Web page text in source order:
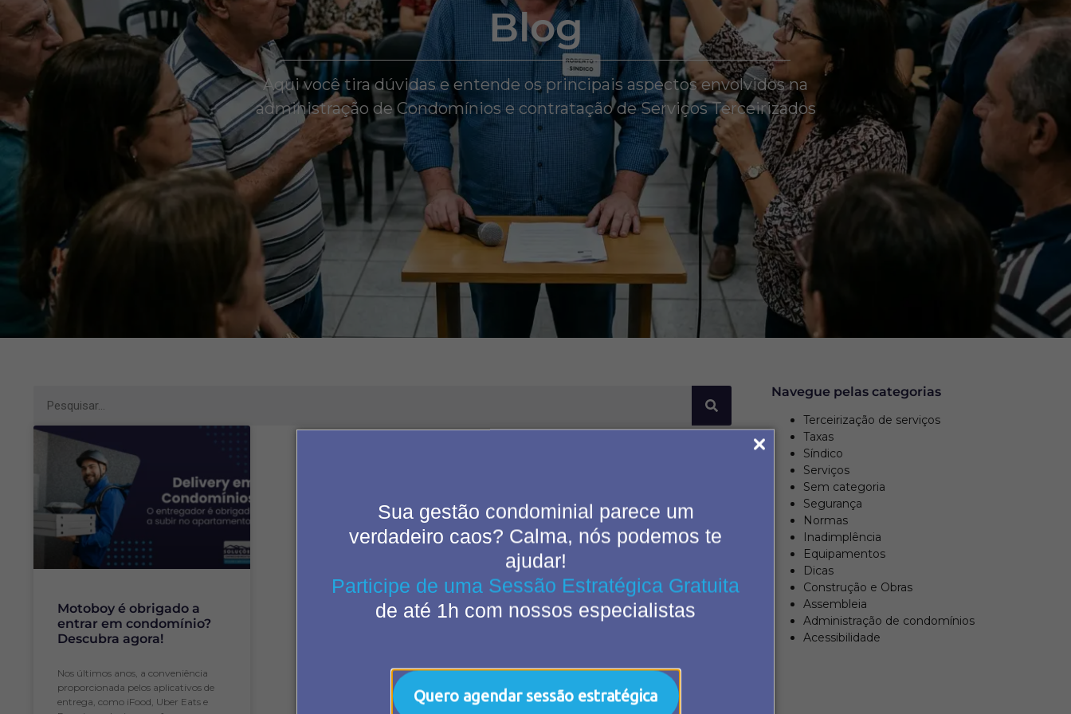
Sua gestão condominial parece um
verdadeiro caos? Calma, nós podemos te
ajudar!
Participe de uma Sessão Estratégica Gratuita
de até 1h com nossos especialistas
Quero agendar sessão estratégica
Blog
Aqui você tira dúvidas e entende os principais aspectos envolvidos na
administração de Condomínios e contratação de Serviços Terceirizados
Motoboy é obrigado a
entrar em condomínio?
Descubra agora!
Nos últimos anos, a conveniência
proporcionada pelos aplicativos de
entrega, como iFood, Uber Eats e
Navegue pelas categorias
Terceirização de serviços
Taxas
Síndico
Serviços
Sem categoria
Segurança
Normas
Inadimplência
Equipamentos
Dicas
Construção e Obras
Assembleia
Administração de condomínios
Acessibilidade